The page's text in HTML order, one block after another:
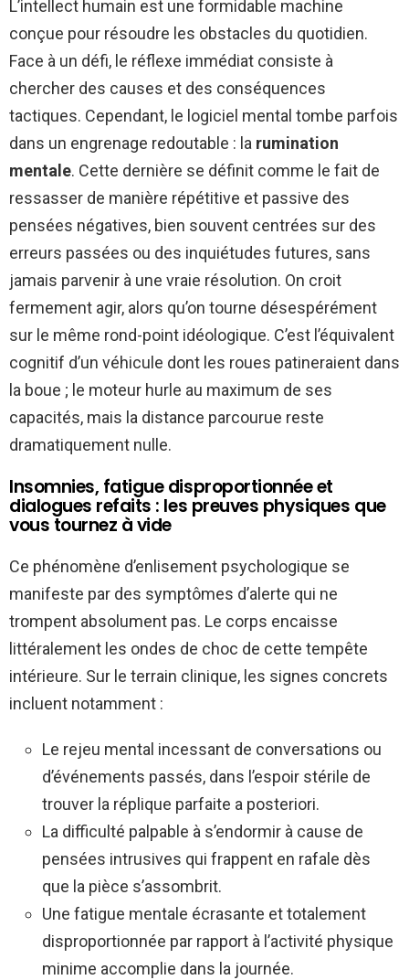
L’intellect humain est une formidable machine
conçue pour résoudre les obstacles du quotidien.
Face à un défi, le réflexe immédiat consiste à
chercher des causes et des conséquences
tactiques. Cependant, le logiciel mental tombe parfois
dans un engrenage redoutable : la rumination
mentale. Cette dernière se définit comme le fait de
ressasser de manière répétitive et passive des
pensées négatives, bien souvent centrées sur des
erreurs passées ou des inquiétudes futures, sans
jamais parvenir à une vraie résolution. On croit
fermement agir, alors qu’on tourne désespérément
sur le même rond-point idéologique. C’est l’équivalent
cognitif d’un véhicule dont les roues patineraient dans
la boue ; le moteur hurle au maximum de ses
capacités, mais la distance parcourue reste
dramatiquement nulle.
Insomnies, fatigue disproportionnée et
dialogues refaits : les preuves physiques que
vous tournez à vide
Ce phénomène d’enlisement psychologique se
manifeste par des symptômes d’alerte qui ne
trompent absolument pas. Le corps encaisse
littéralement les ondes de choc de cette tempête
intérieure. Sur le terrain clinique, les signes concrets
incluent notamment :
Le rejeu mental incessant de conversations ou
d’événements passés, dans l’espoir stérile de
trouver la réplique parfaite a posteriori.
La difficulté palpable à s’endormir à cause de
pensées intrusives qui frappent en rafale dès
que la pièce s’assombrit.
Une fatigue mentale écrasante et totalement
disproportionnée par rapport à l’activité physique
minime accomplie dans la journée.